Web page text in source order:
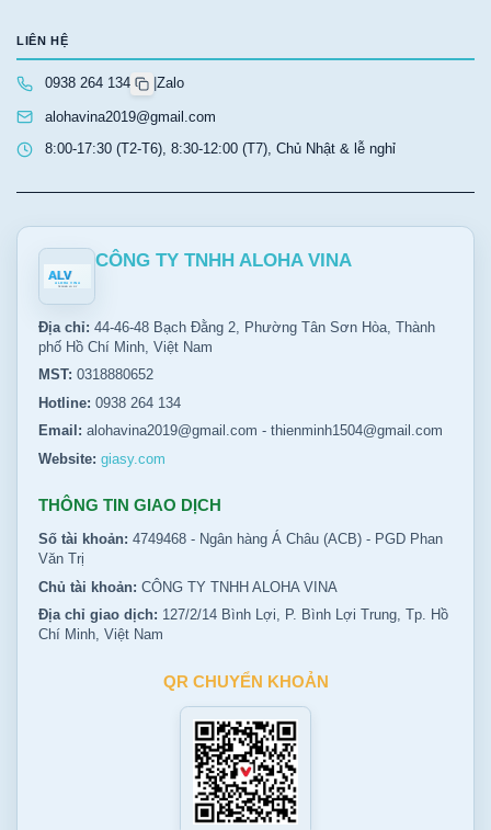
LIÊN HỆ
0938 264 134 Zalo
alohavina2019@gmail.com
8:00-17:30 (T2-T6), 8:30-12:00 (T7), Chủ Nhật & lễ nghỉ
CÔNG TY TNHH ALOHA VINA
Địa chỉ: 44-46-48 Bạch Đằng 2, Phường Tân Sơn Hòa, Thành
phố Hồ Chí Minh, Việt Nam
MST: 0318880652
Hotline: 0938 264 134
Email: alohavina2019@gmail.com - thienminh1504@gmail.com
Website: giasy.com
THÔNG TIN GIAO DỊCH
Số tài khoản: 4749468 - Ngân hàng Á Châu (ACB) - PGD Phan
Văn Trị
Chủ tài khoản: CÔNG TY TNHH ALOHA VINA
Địa chỉ giao dịch: 127/2/14 Bình Lợi, P. Bình Lợi Trung, Tp. Hồ
Chí Minh, Việt Nam
QR CHUYỂN KHOẢN